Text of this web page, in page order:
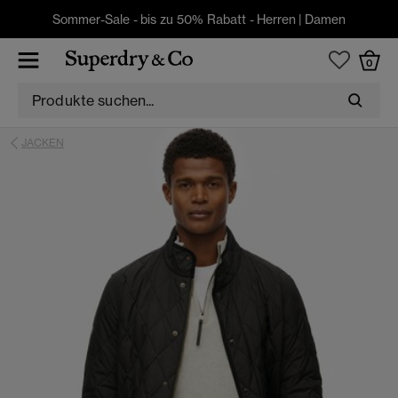
Sommer-Sale - bis zu 50% Rabatt - Herren | Damen
0
JACKEN